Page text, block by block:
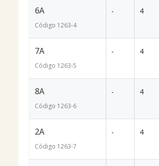
6A
Código 1263-4
- 4
7A
Código 1263-5
- 4
8A
Código 1263-6
- 4
2A
Código 1263-7
- 4